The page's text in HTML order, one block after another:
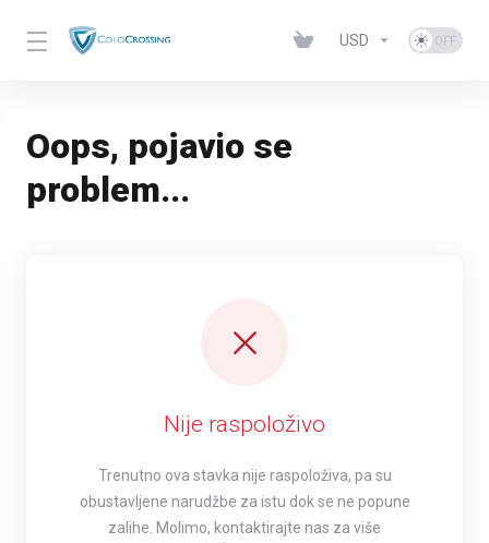
USD
Oops, pojavio se
problem...
Nije raspoloživo
Trenutno ova stavka nije raspoloživa, pa su
obustavljene narudžbe za istu dok se ne popune
zalihe. Molimo, kontaktirajte nas za više